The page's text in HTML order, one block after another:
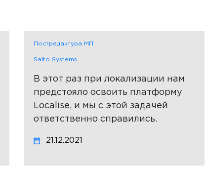
Постредактура МП
Salto Systems
В этот раз при локализации нам
предстояло освоить платформу
Localise, и мы с этой задачей
ответственно справились.
21.12.2021